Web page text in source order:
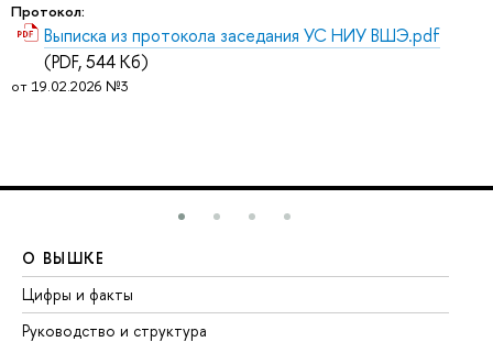
Протокол:
Выписка из протокола заседания УС НИУ ВШЭ.pdf
(PDF, 544 Кб)
от 19.02.2026 №3
О ВЫШКЕ
Цифры и факты
Руководство и структура